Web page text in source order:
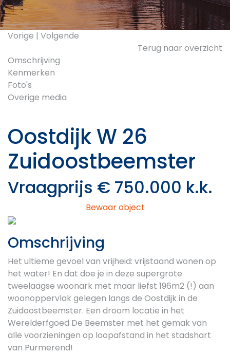
Vorige | Volgende
Terug naar overzicht
Omschrijving
Kenmerken
Foto's
Overige media
Oostdijk W 26
Zuidoostbeemster
Vraagprijs € 750.000 k.k.
Bewaar object
Omschrijving
Het ultieme gevoel van vrijheid: vrijstaand wonen op
het water! En dat doe je in deze supergrote
tweelaagse woonark met maar liefst 196m2 (!) aan
woonoppervlak gelegen langs de Oostdijk in de
Zuidoostbeemster. Een droom locatie in het
Werelderfgoed De Beemster met het gemak van
alle voorzieningen op loopafstand in het stadshart
van Purmerend!